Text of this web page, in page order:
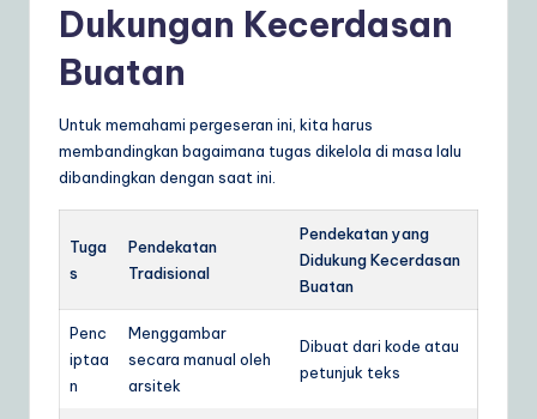
Dukungan Kecerdasan
Buatan
Untuk memahami pergeseran ini, kita harus
membandingkan bagaimana tugas dikelola di masa lalu
dibandingkan dengan saat ini.
Tuga
s
Pendekatan
Tradisional
Pendekatan yang
Didukung Kecerdasan
Buatan
Penc
iptaa
n
Menggambar
secara manual oleh
arsitek
Dibuat dari kode atau
petunjuk teks